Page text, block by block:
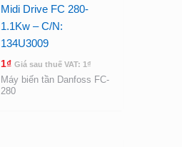
Midi Drive FC 280-
1.1Kw – C/N:
134U3009
1₫ Giá sau thuế VAT: 1 ₫
Máy biến tần Danfoss FC-
280